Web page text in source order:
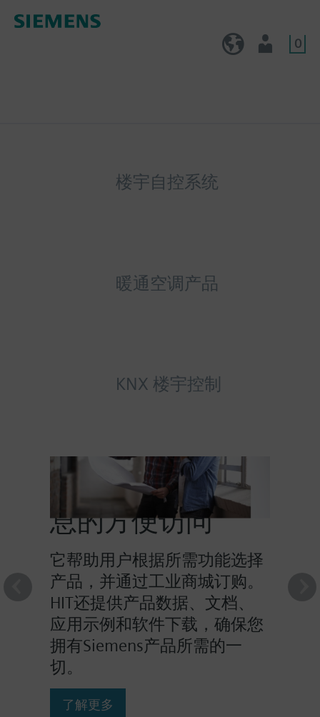
0
楼宇自控系统
暖通空调产品
KNX 楼宇控制
HIT提供对产品信
息的方便访问
它帮助用户根据所需功能选择
产品，并通过工业商城订购。
HIT还提供产品数据、文档、
应用示例和软件下载，确保您
拥有Siemens产品所需的一
切。
了解更多